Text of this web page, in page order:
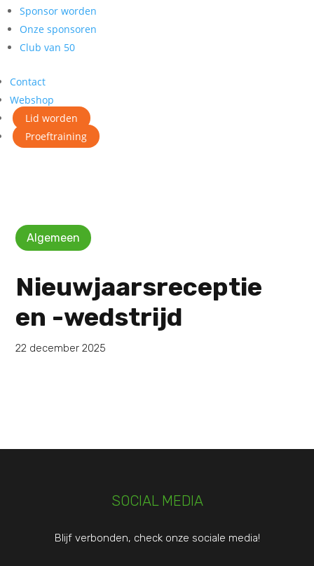
Sponsor worden
Onze sponsoren
Club van 50
Contact
Webshop
Lid worden
Proeftraining
Algemeen
Nieuwjaarsreceptie
en -wedstrijd
22 december 2025
SOCIAL MEDIA
Blijf verbonden, check onze sociale media!